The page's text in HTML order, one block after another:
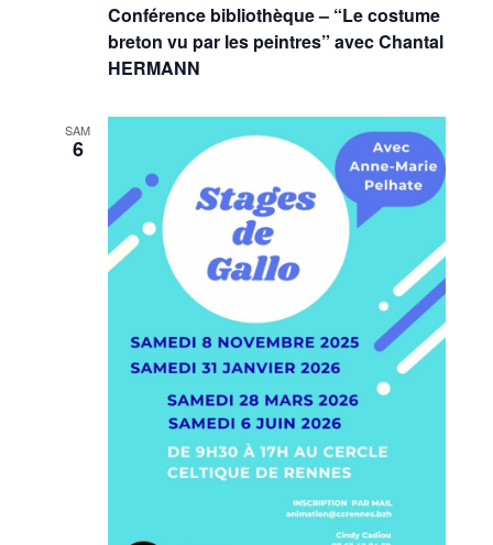
Conférence bibliothèque – “Le costume
breton vu par les peintres” avec Chantal
HERMANN
SAM
6